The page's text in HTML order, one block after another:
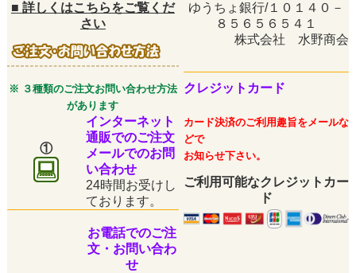
■ 詳しくはこちらをご覧くだ
さい
ゆうちょ銀行/１０１４０－
８５６５６５４１
株式会社 水野商会
※ ３種類のご注文お問い合わせ方法
があります
クレジットカード
①
インターネット
通販でのご注文
メールでのお問
い合わせ
24時間お受けし
ております。
カード決済のご利用趣旨をメールな
どで
お知らせ下さい。
ご利用可能なクレジットカー
ド
お電話でのご注
文・お問い合わ
せ